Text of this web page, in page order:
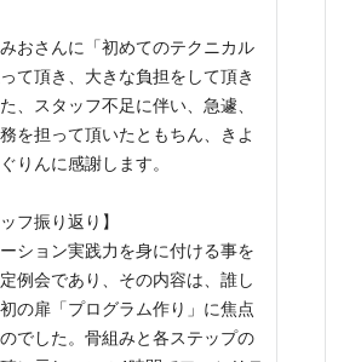
みおさんに「初めてのテクニカル
て頂き、大きな負担をして頂き
、スタッフ不足に伴い、急遽、
を担って頂いたともちん、きよ
りんに感謝します。
フ振り返り】
ション実践力を身に付ける事を
例会であり、その内容は、誰し
の扉「プログラム作り」に焦点
でした。骨組みと各ステップの